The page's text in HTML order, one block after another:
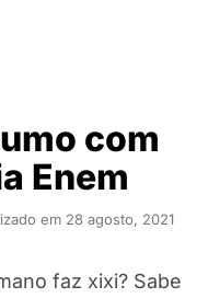
com
Enem
em 28 agosto, 2021
faz xixi? Sabe